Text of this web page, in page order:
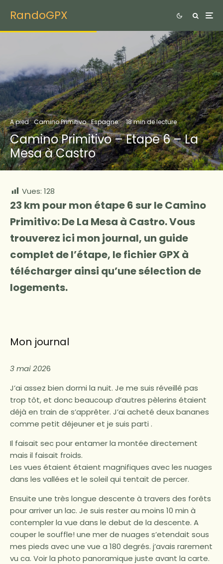
RandoGPX
A pied Camino Primitivo Espagne · 18 min de lecture
Camino Primitivo – Etape 6 – La
Mesa à Castro
Vues: 128
23 km pour mon étape 6 sur le Camino
Primitivo: De La Mesa à Castro. Vous
trouverez ici mon journal, un guide
complet de l’étape, le fichier GPX à
télécharger ainsi qu’une sélection de
logements.
Mon journal
3 mai 2026
J’ai assez bien dormi la nuit. Je me suis réveillé pas
trop tôt, et donc beaucoup d’autres pèlerins étaient
déjà en train de s’apprêter. J’ai acheté deux bananes
comme petit déjeuner et je suis parti .
Il faisait sec pour entamer la montée directement
mais il faisait froids.
Les vues étaient étaient magnifiques avec les nuages
dans les vallées et le soleil qui tentait de percer.
Ensuite une très longue descente à travers des forêts
pour arriver un lac. Je suis rester au moins 10 min à
contempler la vue dans le debut de la descente. A
couper le souffle! une mer de nuages s’etendait sous
mes pieds avec une vue a 180 degrés. j’avais rarement
vu ca. Voir la photo panoramique juste avant la carte.